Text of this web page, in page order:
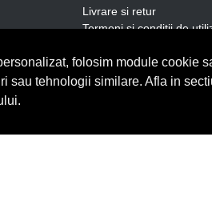
Livrare si retur
Termeni si conditii de
Politica de retur
Politica de
folosim module cookie
sau tehnologii similare. Afla in